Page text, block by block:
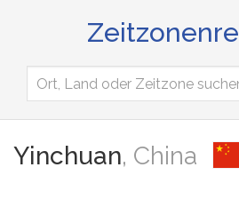
Yinchuan, China